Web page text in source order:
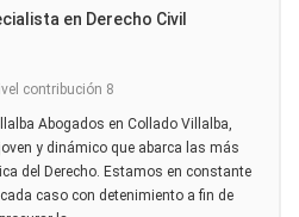
en Derecho Civil
contribución 8
Abogados en Collado Villalba,
y dinámico que abarca las más
del Derecho. Estamos en constante
caso con detenimiento a fin de